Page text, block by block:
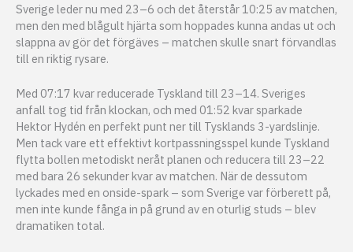
Sverige leder nu med 23–6 och det återstår 10:25 av matchen,
men den med blågult hjärta som hoppades kunna andas ut och
slappna av gör det förgäves – matchen skulle snart förvandlas
till en riktig rysare.
Med 07:17 kvar reducerade Tyskland till 23–14. Sveriges
anfall tog tid från klockan, och med 01:52 kvar sparkade
Hektor Hydén en perfekt punt ner till Tysklands 3-yardslinje.
Men tack vare ett effektivt kortpassningsspel kunde Tyskland
flytta bollen metodiskt neråt planen och reducera till 23–22
med bara 26 sekunder kvar av matchen. När de dessutom
lyckades med en onside-spark – som Sverige var förberett på,
men inte kunde fånga in på grund av en oturlig studs – blev
dramatiken total.